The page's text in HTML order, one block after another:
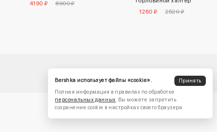
4190 ₽
8900 ₽
1260 ₽
2520 ₽
Bershka использует файлы «cookie».
Принять
Полная информация в правилах по обработке
персональных данных. Вы можете запретить
сохранение cookie в настройках своего браузера